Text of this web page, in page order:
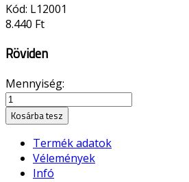
Kód: L12001
8.440 Ft
Röviden
Mennyiség:
Kosárba tesz
Termék adatok
Vélemények
Infó